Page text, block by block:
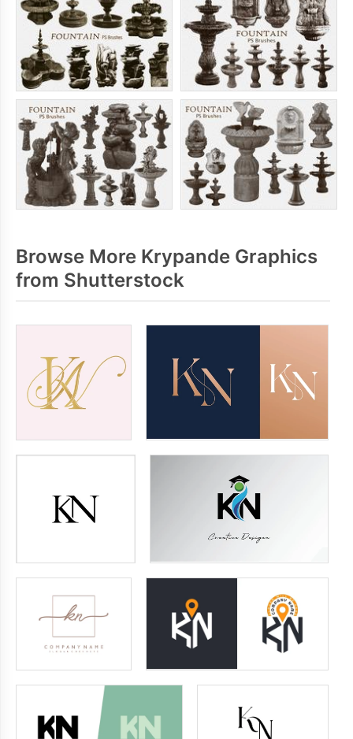
Browse More Krypande Graphics
from Shutterstock